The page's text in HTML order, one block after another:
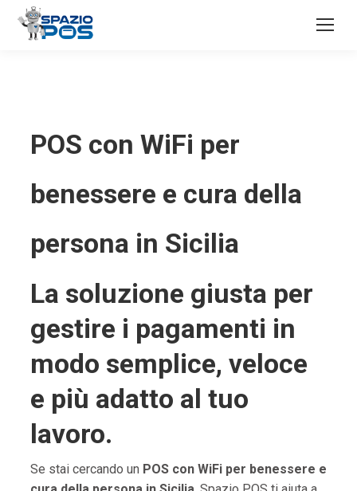
POS con WiFi per
benessere e cura della
persona in Sicilia
La soluzione giusta per
gestire i pagamenti in
modo semplice, veloce
e più adatto al tuo
lavoro.
Se stai cercando un POS con WiFi per benessere e